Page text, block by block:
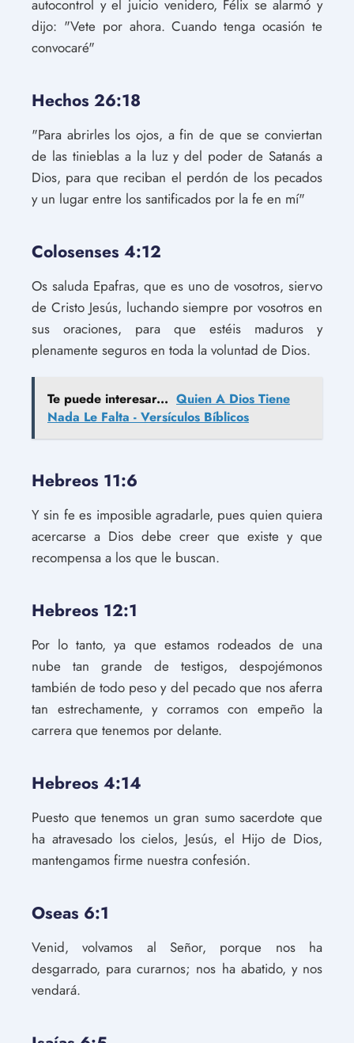
autocontrol y el juicio venidero, Félix se alarmó y
dijo: "Vete por ahora. Cuando tenga ocasión te
convocaré"
Hechos 26:18
"Para abrirles los ojos, a fin de que se conviertan
de las tinieblas a la luz y del poder de Satanás a
Dios, para que reciban el perdón de los pecados
y un lugar entre los santificados por la fe en mí"
Colosenses 4:12
Os saluda Epafras, que es uno de vosotros, siervo
de Cristo Jesús, luchando siempre por vosotros en
sus oraciones, para que estéis maduros y
plenamente seguros en toda la voluntad de Dios.
Te puede interesar... Quien A Dios Tiene
Nada Le Falta - Versículos Bíblicos
Hebreos 11:6
Y sin fe es imposible agradarle, pues quien quiera
acercarse a Dios debe creer que existe y que
recompensa a los que le buscan.
Hebreos 12:1
Por lo tanto, ya que estamos rodeados de una
nube tan grande de testigos, despojémonos
también de todo peso y del pecado que nos aferra
tan estrechamente, y corramos con empeño la
carrera que tenemos por delante.
Hebreos 4:14
Puesto que tenemos un gran sumo sacerdote que
ha atravesado los cielos, Jesús, el Hijo de Dios,
mantengamos firme nuestra confesión.
Oseas 6:1
Venid, volvamos al Señor, porque nos ha
desgarrado, para curarnos; nos ha abatido, y nos
vendará.